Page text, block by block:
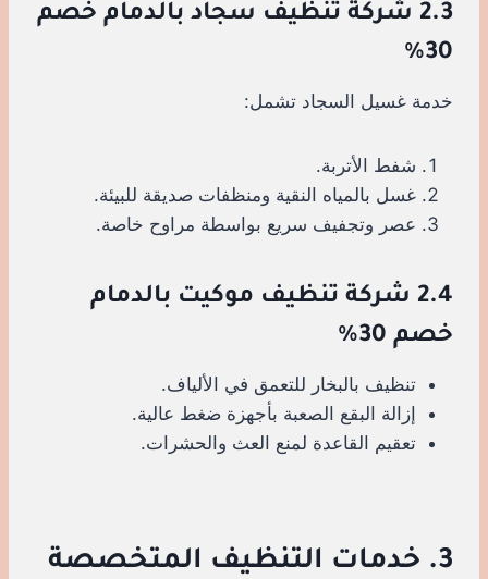
2.3 شركة تنظيف سجاد بالدمام خصم
30%
خدمة غسيل السجاد تشمل:
شفط الأتربة.
غسل بالمياه النقية ومنظفات صديقة للبيئة.
عصر وتجفيف سريع بواسطة مراوح خاصة.
2.4 شركة تنظيف موكيت بالدمام
خصم 30%
تنظيف بالبخار للتعمق في الألياف.
إزالة البقع الصعبة بأجهزة ضغط عالية.
تعقيم القاعدة لمنع العث والحشرات.
3. خدمات التنظيف المتخصصة